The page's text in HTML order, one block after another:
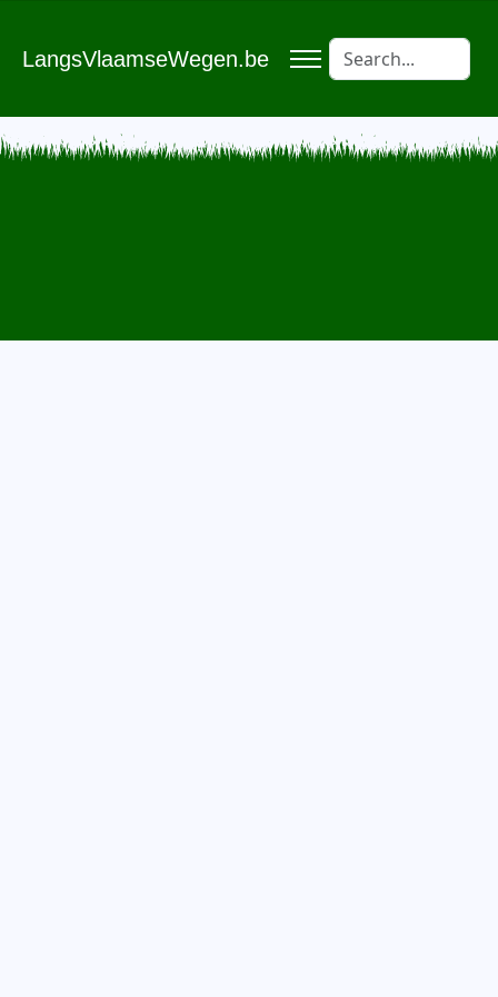
LangsVlaamseWegen.be